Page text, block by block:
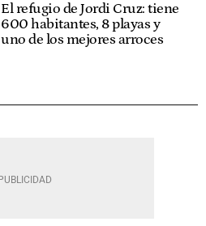
El refugio de Jordi Cruz: tiene
600 habitantes, 8 playas y
uno de los mejores arroces